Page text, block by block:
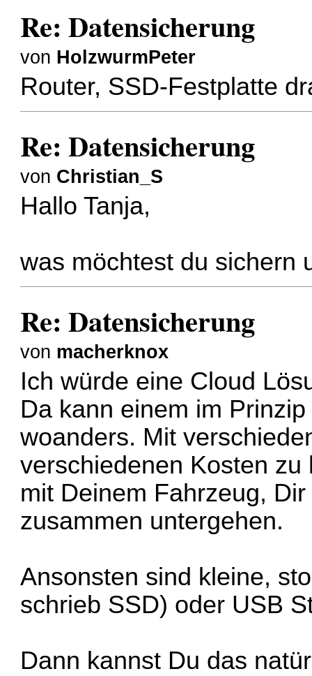
Re: Datensicherung
von HolzwurmPeter
Router, SSD-Festplatte
Re: Datensicherung
von Christian_S
Hallo Tanja,
was möchtest du sichern
Re: Datensicherung
von macherknox
Ich würde eine Cloud
Da kann einem im
woanders. Mit
verschiedenen Kosten
mit Deinem Fahrzeug,
zusammen untergehen.
Ansonsten sind kleine,
schrieb SSD) oder USB
Dann kannst Du das